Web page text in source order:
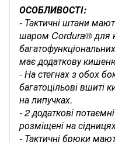
ОСОБЛИВОСТІ:
- Тактичні штани
шаром Cordura® для
має додаткову
- На стегнах з обох
багатоцільові вшиті
на липучках.
- 2 додаткові
розміщені на
- Тактичні брюки